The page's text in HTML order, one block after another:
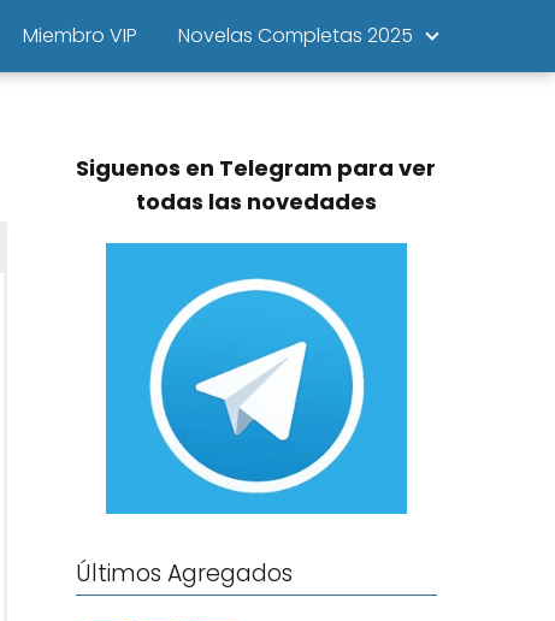
Miembro VIP Novelas Completas 2025
Siguenos en Telegram para ver
todas las novedades
Últimos Agregados